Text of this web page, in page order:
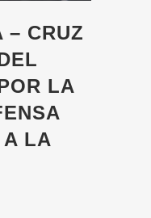
– CRUZ
LA
A LA